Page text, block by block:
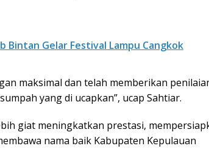
Bintan Gelar Festival Lampu Cangkok
maksimal dan telah memberikan
yang di ucapkan”, ucap Sahtiar.
giat meningkatkan prestasi,
nama baik Kabupaten Kepulauan